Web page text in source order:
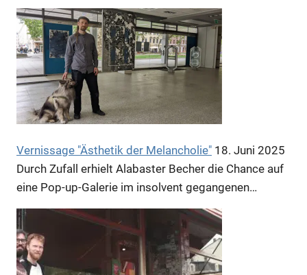
Anzeige
Anzeige
Vernissage "Ästhetik der Melancholie" 18. Juni 2025
Durch Zufall erhielt Alabaster Becher die Chance auf
eine Pop-up-Galerie im insolvent gegangenen…